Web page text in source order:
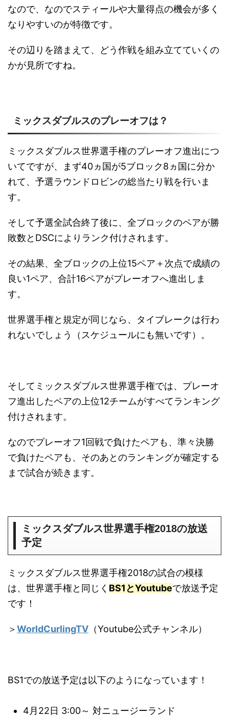
なので、なのでスティールや大量得点の機会が多く
なりやすいのが特徴です。
その辺りを踏まえて、どう作戦を組み立てていくの
かが見所ですね。
ミックスダブルスのプレーオフは？
ミックスダブルス世界選手権のプレーオフ進出につ
いてですが、まず40ヵ国が5ブロック8ヵ国に分か
れて、予選ラウンドロビンの総当たり戦を行いま
す。
そして予選全試合終了後に、全ブロックのペアが勝
敗数とDSCによりランク付けされます。
その結果、全ブロックの上位15ペア＋次点で成績の
良い1ペア、合計16ペアがプレーオフへ進出しま
す。
世界選手権と規定が同じなら、タイブレークは行わ
れないでしょう（スケジュールにも無いです）。
そしてミックスダブルス世界選手権では、プレーオ
フ進出したペアの上位12チームがすべてランキング
付けされます。
なのでプレーオフ1回戦で負けたペアも、準々決勝
で負けたペアも、そのあとのランキングが確定する
まで試合が続きます。
ミックスダブルス世界選手権2018の放送
予定
ミックスダブルス世界選手権2018の試合の模様
は、世界選手権と同じく BS1 とYoutubeで放送予定
です！
＞WorldCurlingTV （Youtube公式チャンネル）
BS1での放送予定は以下のようになっています！
4月22日 3:00～ 対ニュージーランド